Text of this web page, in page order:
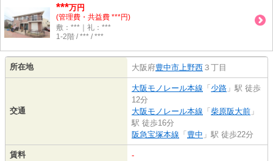
***万円
(管理費・共益費 ***円)
敷：***｜礼：***
1-2階 / *** / ***
所在地 大阪府豊中市上野西 ３丁目
交通
大阪モノレール本線 「 少路 」駅 徒歩
12分
大阪モノレール本線 「 柴原阪大前 」
駅 徒歩16分
阪急宝塚本線 「 豊中 」駅 徒歩22分
賃料 -